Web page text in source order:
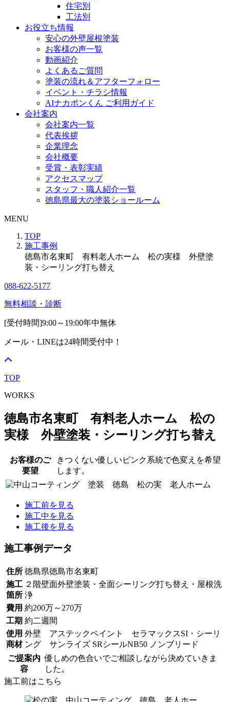
住宅別
工法別
お役立ち情報
安心の外壁屋根塗装
お客様の声一覧
動画紹介
よくあるご質問
塗装の流れ＆アフターフォロー
イベント・チラシ情報
AIナカポンくん ご利用ガイド
会社案内
会社案内一覧
代表挨拶
企業理念
会社概要
受賞・表彰実績
アクセスマップ
スタッフ・職人紹介一覧
徳島県最大の塗装ショールーム
MENU
TOP
施工事例
徳島市名東町 有料老人ホーム 松の実様 外壁塗
装・シーリング打ち替え
088-622-5177
無料相談・診断
[受付時間]9:00～19:00年中無休
メール・LINEは24時間受付中！
TOP
WORKS
徳島市名東町 有料老人ホーム 松の
実様 外壁塗装・シーリング打ち替え
お客様のご
要望
きつくない優しいピンク系統で色変えを希望
します。
施工前を見る
施工中を見る
施工後を見る
施工事例データ
住所 徳島県徳島市名東町
施工
箇所
２階壁面外壁塗装・全面シーリング打ち替え・屋根洗
浄
費用 約200万～270万
工期 約二週間
使用
商材
外壁 アステックペイント セラマックスSI・シーリ
ング サンライズ SRシールNB50 ノンブリード
ご提案内
容
優しめの色合いでご相談しながら決めていきま
した。
施工前はこちら